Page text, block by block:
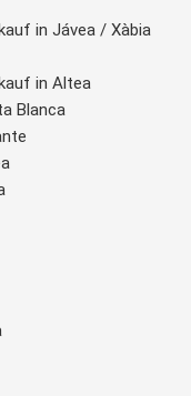
in Jávea / Xàbia
in Altea
Blanca